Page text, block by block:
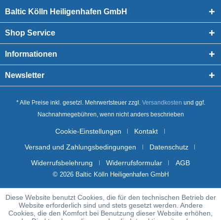
Baltic Kölln Heiligenhafen GmbH
Shop Service
Informationen
Newsletter
* Alle Preise inkl. gesetzl. Mehrwertsteuer zzgl. Versandkosten und ggf.
Nachnahmegebühren, wenn nicht anders beschrieben
Cookie-Einstellungen
Kontakt
Versand und Zahlungsbedingungen
Datenschutz
Widerrufsbelehrung
Widerrufsformular AGB
© 2026 Baltic Kölln Heiligenhafen GmbH
Diese Website benutzt Cookies, die für den technischen Betrieb der
Website erforderlich sind und stets gesetzt werden. Andere
Cookies, die den Komfort bei Benutzung dieser Website erhöhen,